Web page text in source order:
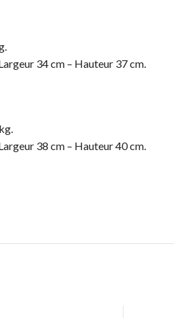
34 cm – Hauteur 37 cm.
38 cm – Hauteur 40 cm.